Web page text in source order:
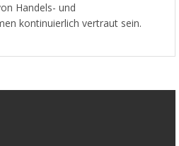
Handels- und
kontinuierlich vertraut sein.